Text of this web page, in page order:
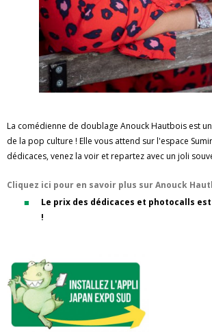
La comédienne de doublage Anouck Hautbois est
de la pop culture ! Elle vous attend sur l'espace
dédicaces, venez la voir et repartez avec un joli
Cliquez ici pour en savoir plus sur Anouck
Le prix des dédicaces et photocalls
!